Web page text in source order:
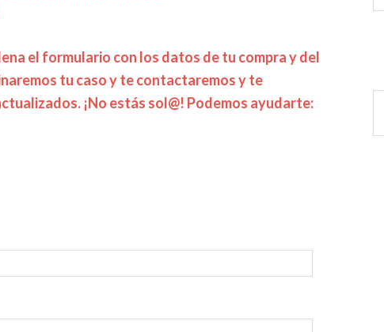
el formulario con los datos de tu compra y del
tu caso y te contactaremos y te
¡No estás sol@! Podemos ayudarte: